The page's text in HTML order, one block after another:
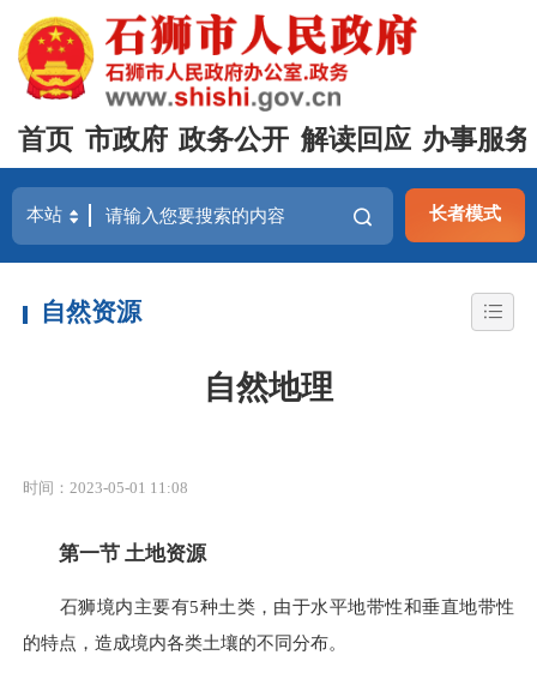
首页 市政府 政务公开 解读回应 办事服务
长者模式
自然资源
自然地理
时间：2023-05-01 11:08
第一节 土地资源
石狮境内主要有5种土类，由于水平地带性和垂直地带性
的特点，造成境内各类土壤的不同分布。